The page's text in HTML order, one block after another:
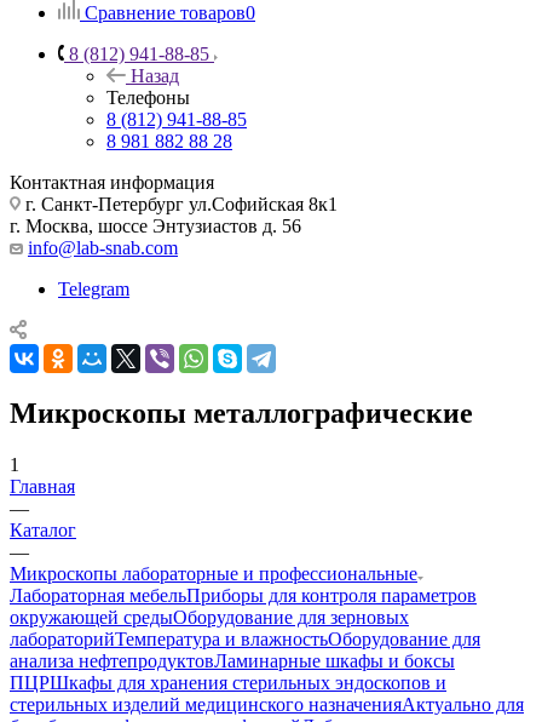
Сравнение товаров0
8 (812) 941-88-85
Назад
Телефоны
8 (812) 941-88-85
8 981 882 88 28
Контактная информация
г. Санкт-Петербург ул.Софийская 8к1
г. Москва, шоссе Энтузиастов д. 56
info@lab-snab.com
Telegram
Микроскопы металлографические
1
Главная
—
Каталог
—
Микроскопы лабораторные и профессиональные
Лабораторная мебельПриборы для контроля параметров
окружающей средыОборудование для зерновых
лабораторийТемпература и влажностьОборудование для
анализа нефтепродуктовЛаминарные шкафы и боксы
ПЦРШкафы для хранения стерильных эндоскопов и
стерильных изделий медицинского назначенияАктуально для